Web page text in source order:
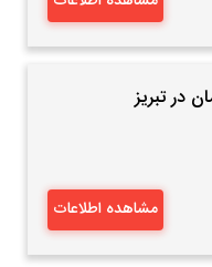
در تبریز
مشاهده اطلاعات